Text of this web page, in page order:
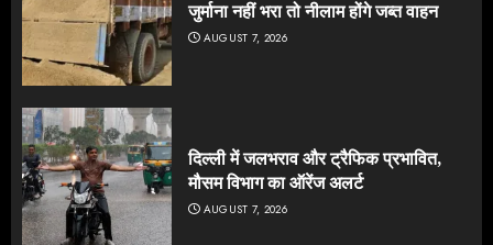
जुर्माना नहीं भरा तो नीलाम होंगे जब्त वाहन
AUGUST 7, 2026
दिल्ली में जलभराव और ट्रैफिक प्रभावित,
मौसम विभाग का ऑरेंज अलर्ट
AUGUST 7, 2026